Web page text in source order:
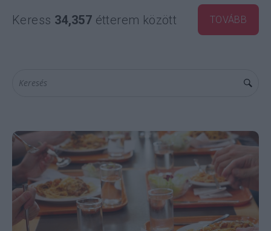
Keress 34,357 étterem között TOVÁBB